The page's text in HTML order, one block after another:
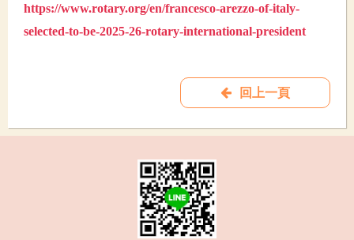
https://www.rotary.org/en/francesco-arezzo-of-italy-
selected-to-be-2025-26-rotary-international-president
回上一頁